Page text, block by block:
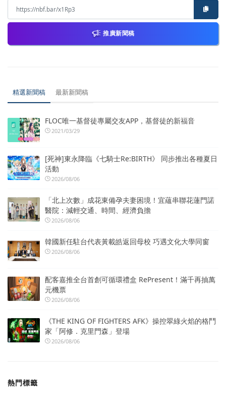
推廣新聞稿
精選新聞稿 最新新聞稿
FLOC唯一基督徒專屬交友APP，基督徒的新福音
2021/03/29
[死神]東永降臨《七騎士Re:BIRTH》 同步推出各種夏日
活動
2026/08/06
「北上次數」成花東備孕夫妻困境！宜蘊串聯花蓮門諾
醫院：減輕交通、時間、經濟負擔
2026/08/06
韓國新任駐台代表黃載皓返回母校 巧遇文化大學同窗
2026/08/06
配客嘉推全台首創可循環禮盒 RePresent！滿千再抽萬
元機票
2026/08/06
《THE KING OF FIGHTERS AFK》操控翠綠火焰的格鬥
家「阿修．克里門森」登場
2026/08/06
熱門標籤